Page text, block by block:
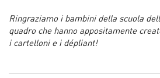
Ringraziamo i bambini della scuola
quadro che hanno appositamente
i cartelloni e i dépliant!